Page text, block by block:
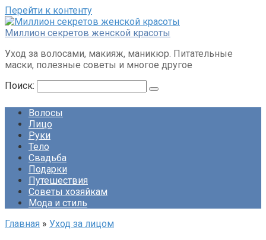
Перейти к контенту
Миллион секретов женской красоты
Уход за волосами, макияж, маникюр. Питательные
маски, полезные советы и многое другое
Поиск:
Волосы
Лицо
Руки
Тело
Свадьба
Подарки
Путешествия
Советы хозяйкам
Мода и стиль
Главная » Уход за лицом